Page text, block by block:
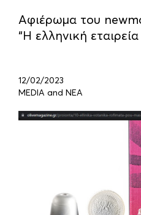
Αφιέρωμα του
“Η ελληνική
12/02/2023
MEDIA and ΝΕΑ